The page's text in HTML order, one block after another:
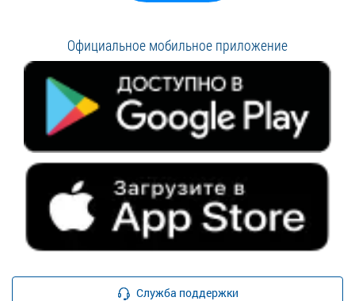
Официальное мобильное приложение
Служба поддержки